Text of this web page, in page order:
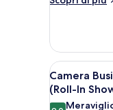
&
Snack,
Smoke
Free)
Premium,
letti
matrimoniali
(Upgraded
Apri
tutte
le
4
Camera
(Roll-In